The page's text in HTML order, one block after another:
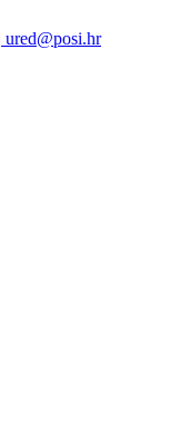
ured@posi.hr